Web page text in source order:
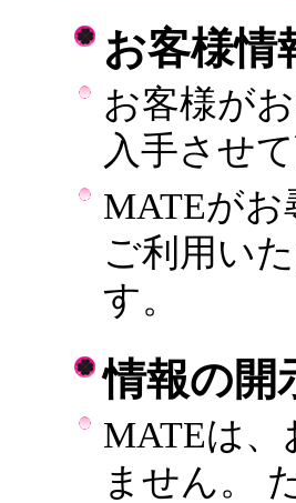
お客様情
お客様が
入手させ
MATEが
ご利用い
す。
情報の開
MATEは
ません。